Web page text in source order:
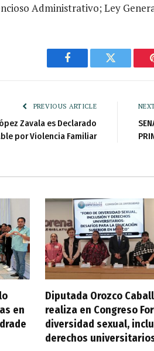
Administrativo; Ley
Facebook Twitter
PREVIOUS ARTICLE
Zavala es Declarado
por Violencia Familiar
en
Diputada Orozco
realiza en Congreso
diversidad sexual,
derechos